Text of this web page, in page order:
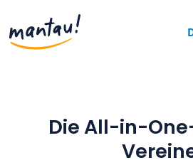
Die All-in-